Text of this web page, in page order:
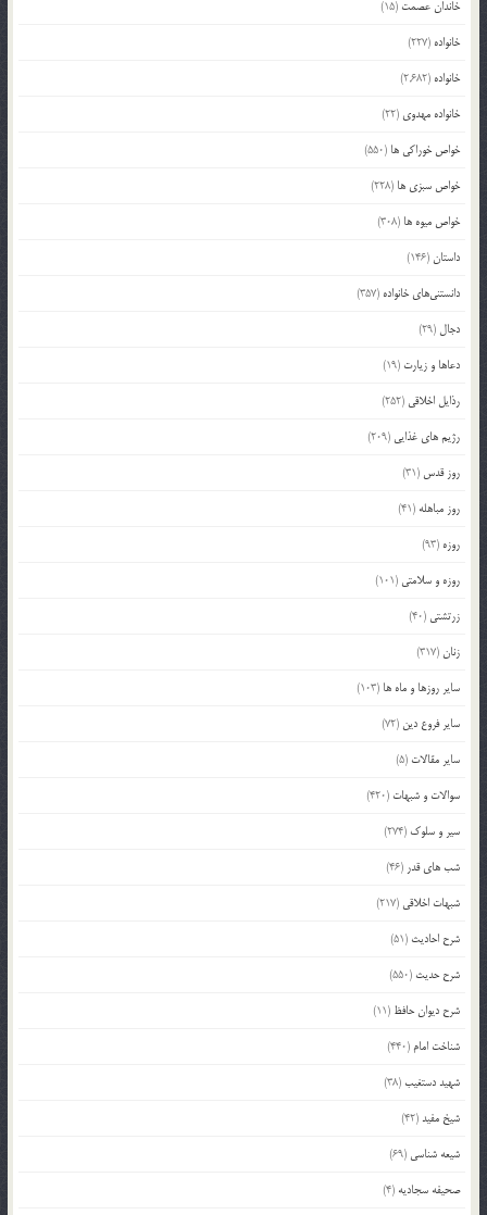
خاندان عصمت (15)
خانواده (227)
خانواده (2,682)
خانواده مهدوی (22)
خواص خوراکی ها (550)
خواص سبزی ها (228)
خواص میوه ها (308)
داستان(146)
دانستنی‌های خانواده (357)
دجال (29)
دعاها و زیارت (19)
رذایل اخلاقی (252)
رژیم های غذایی (209)
روز قدس (31)
روز مباهله (41)
روزه (93)
روزه و سلامتی (101)
زرتشتی (40)
زنان(317)
سایر روزها و ماه ها (103)
سایر فروع دین (72)
سایر مقالات (5)
سوالات و شبهات (420)
سیر و سلوک (274)
شب های قدر (46)
شبهات اخلاقی (217)
شرح احادیث (51)
شرح حدیث (550)
شرح دیوان حافظ (11)
شناخت امام (440)
شهید دستغیب(38)
شیخ مفید(42)
شیعه شناسی (69)
صحیفه سجادیه (4)